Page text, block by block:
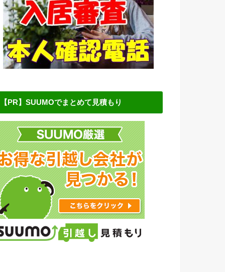
【PR】SUUMOでまとめて見積もり